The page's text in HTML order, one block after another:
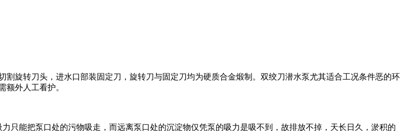
旋转刀头，进水口部装固定刀，旋转刀与固定刀均为硬质合金煅制。双绞刀潜水泵尤其适合工况条件恶的环
额外人工看护。
只能把泵口处的污物吸走，而远离泵口处的沉淀物仅凭泵的吸力是吸不到，故排放不掉，天长日久，淤积的